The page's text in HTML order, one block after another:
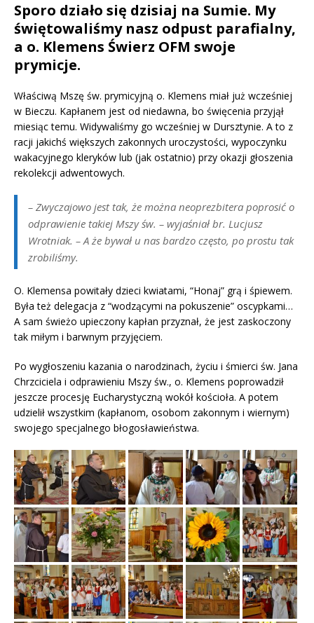
Sporo działo się dzisiaj na Sumie. My
świętowaliśmy nasz odpust parafialny,
a o. Klemens Świerz OFM swoje
prymicje.
Właściwą Mszę św. prymicyjną o. Klemens miał już wcześniej
w Bieczu. Kapłanem jest od niedawna, bo święcenia przyjął
miesiąc temu. Widywaliśmy go wcześniej w Dursztynie. A to z
racji jakichś większych zakonnych uroczystości, wypoczynku
wakacyjnego kleryków lub (jak ostatnio) przy okazji głoszenia
rekolekcji adwentowych.
– Zwyczajowo jest tak, że można neoprezbitera poprosić o
odprawienie takiej Mszy św. – wyjaśniał br. Lucjusz
Wrotniak. – A że bywał u nas bardzo często, po prostu tak
zrobiliśmy.
O. Klemensa powitały dzieci kwiatami, “Honaj” grą i śpiewem.
Była też delegacja z “wodzącymi na pokuszenie” oscypkami…
A sam świeżo upieczony kapłan przyznał, że jest zaskoczony
tak miłym i barwnym przyjęciem.
Po wygłoszeniu kazania o narodzinach, życiu i śmierci św. Jana
Chrzciciela i odprawieniu Mszy św., o. Klemens poprowadził
jeszcze procesję Eucharystyczną wokół kościoła. A potem
udzielił wszystkim (kapłanom, osobom zakonnym i wiernym)
swojego specjalnego błogosławieństwa.